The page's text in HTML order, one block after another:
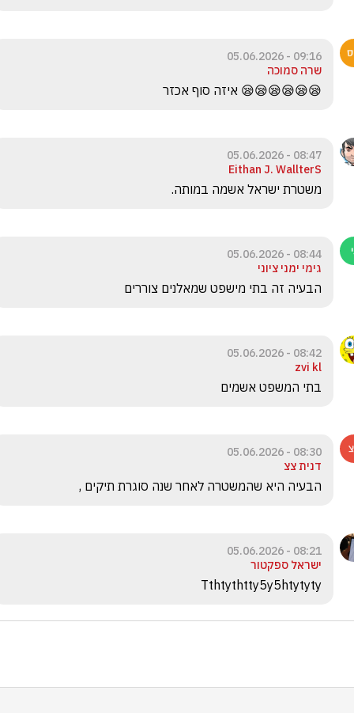
09:16 - 05.06.2026
שרה סמוכה
😪😪😪😪😪😪 איזה סוף אכזר
08:47 - 05.06.2026
Eithan J. WallterS
משטרת ישראל אשמה במותה.
08:44 - 05.06.2026
גימי ימני ציוני
הבעיה זה בתי מישפט שמאלנים צוררים
08:42 - 05.06.2026
zvi kl
בתי המשפט אשמים
08:30 - 05.06.2026
דנית צצ
הבעיה היא שהמשטרה לאחר שנה סוגרת תיקים ,
08:21 - 05.06.2026
ישראל ספקטור
Tthtythtty5y5htytyty